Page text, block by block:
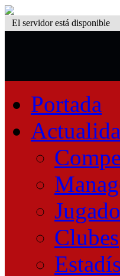
El servidor está disponible
Portada
Clubes